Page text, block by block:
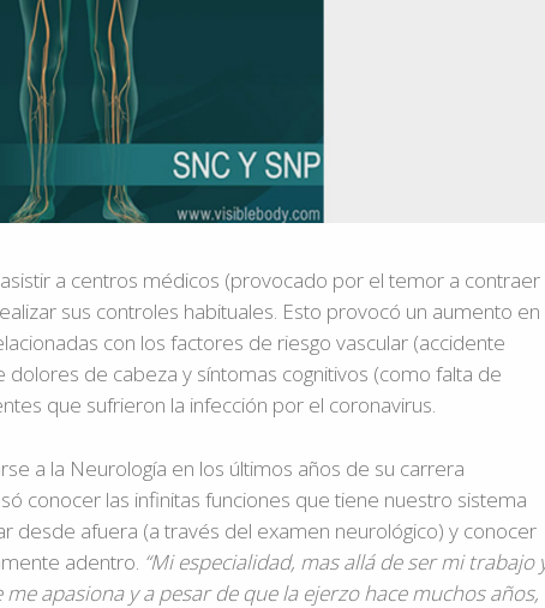
a centros médicos (provocado por el temor a contraer
sus controles habituales. Esto provocó un aumento en
con los factores de riesgo vascular (accidente
de cabeza y síntomas cognitivos (como falta de
que sufrieron la infección por el coronavirus.
a la Neurología en los últimos años de su carrera
conocer las infinitas funciones que tiene nuestro sistema
desde afuera (a través del examen neurológico) y conocer
adentro. “Mi especialidad, mas allá de ser mi trabajo
apasiona y a pesar de que la ejerzo hace muchos años,